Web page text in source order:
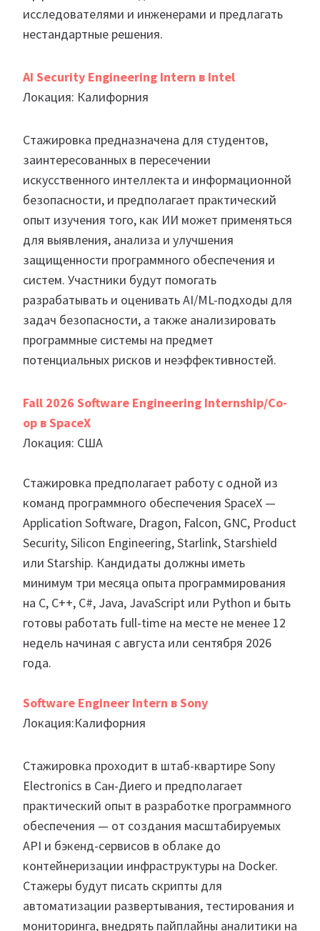
исследователями и инженерами и предлагать
нестандартные решения.
AI Security Engineering Intern в Intel
Локация: Калифорния
Стажировка предназначена для студентов,
заинтересованных в пересечении
искусственного интеллекта и информационной
безопасности, и предполагает практический
опыт изучения того, как ИИ может применяться
для выявления, анализа и улучшения
защищенности программного обеспечения и
систем. Участники будут помогать
разрабатывать и оценивать AI/ML-подходы для
задач безопасности, а также анализировать
программные системы на предмет
потенциальных рисков и неэффективностей.
Fall 2026 Software Engineering Internship/Co-
op в SpaceX
Локация: США
Стажировка предполагает работу с одной из
команд программного обеспечения SpaceX —
Application Software, Dragon, Falcon, GNC, Product
Security, Silicon Engineering, Starlink, Starshield
или Starship. Кандидаты должны иметь
минимум три месяца опыта программирования
на C, C++, C#, Java, JavaScript или Python и быть
готовы работать full-time на месте не менее 12
недель начиная с августа или сентября 2026
года.
Software Engineer Intern в Sony
Локация:Калифорния
Стажировка проходит в штаб-квартире Sony
Electronics в Сан-Диего и предполагает
практический опыт в разработке программного
обеспечения — от создания масштабируемых
API и бэкенд-сервисов в облаке до
контейнеризации инфраструктуры на Docker.
Стажеры будут писать скрипты для
автоматизации развертывания, тестирования и
мониторинга, внедрять пайплайны аналитики на